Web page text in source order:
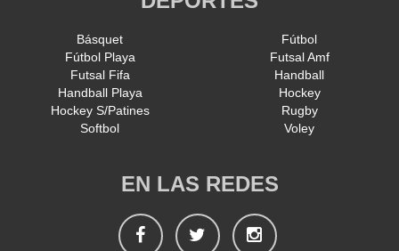
Básquet
Fútbol
Fútbol Playa
Futsal Amf
Futsal Fifa
Handball
Handball Playa
Hockey
Hockey S/Patines
Rugby
Softbol
Voley
EN LAS REDES
FacebookTwitter Instagram